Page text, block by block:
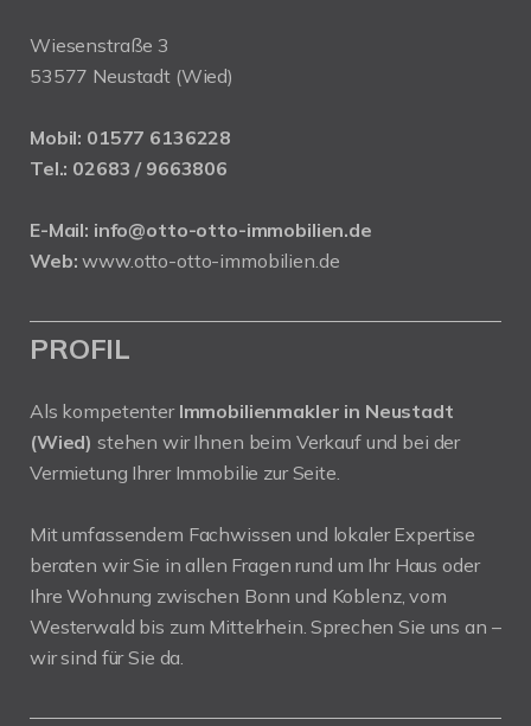
Wiesenstraße 3
53577 Neustadt (Wied)
Mobil: 01577 6136228
Tel.: 02683 / 9663806
E-Mail: info@otto-otto-immobilien.de
Web: www.otto-otto-immobilien.de
PROFIL
Als kompetenter Immobilienmakler in Neustadt
(Wied) stehen wir Ihnen beim Verkauf und bei der
Vermietung Ihrer Immobilie zur Seite.
Mit umfassendem Fachwissen und lokaler Expertise
beraten wir Sie in allen Fragen rund um Ihr Haus oder
Ihre Wohnung zwischen Bonn und Koblenz, vom
Westerwald bis zum Mittelrhein. Sprechen Sie uns an –
wir sind für Sie da.